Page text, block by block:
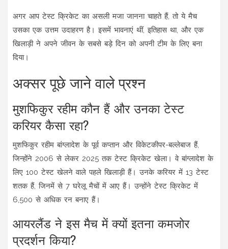
अगर आप टेस्ट क्रिकेट का असली मजा जानना चाहते हैं, तो ये मैच
उसका एक उत्तम उदाहरण है। इसमें भावनाएं थीं, इतिहास था, और एक
खिलाड़ी ने अपने जीवन के सबसे बड़े दिन को अपनी टीम के लिए बना
दिया।
अक्सर पूछे जाने वाले प्रश्न
मुशफिकुर रहीम कौन हैं और उनका टेस्ट
करियर कैसा रहा?
मुशफिकुर रहीम बांग्लादेश के पूर्व कप्तान और विकेटकीपर-बल्लेबाज हैं,
जिन्होंने 2006 से लेकर 2025 तक टेस्ट क्रिकेट खेला। वे बांग्लादेश के
लिए 100 टेस्ट खेलने वाले पहले खिलाड़ी हैं। उनके करियर में 13 टेस्ट
शतक हैं, जिनमें से 7 घरेलू मैचों में आए हैं। उन्होंने टेस्ट क्रिकेट में
6,500 से अधिक रन बनाए हैं।
आयरलैंड ने इस मैच में क्यों इतना कमजोर
प्रदर्शन किया?